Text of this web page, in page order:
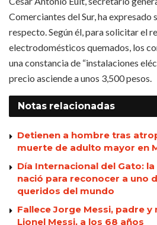
Comerciantes del Sur, ha expresado
respecto. Según él, para solicitar el
electrodomésticos quemados, los
una constancia de “instalaciones
precio asciende a unos 3,500 pesos.
Notas relacionadas
Detienen a hombre tras
muerte de adulto mayor en
Día Internacional del Gato:
nació para reconocer a uno
queridos del mundo
Fallece Jorge Messi, padre
Lionel Messi, a los 68 años